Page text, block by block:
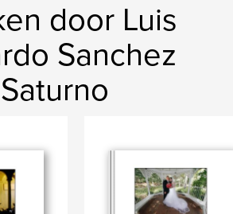
door Luis
Sanchez
Saturno